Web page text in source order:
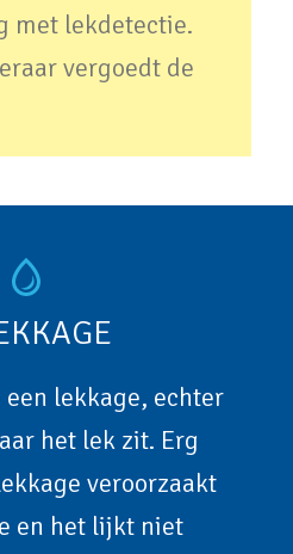
met lekdetectie.
vergoedt de
lekkage, echter
het lek zit. Erg
veroorzaakt
en het lijkt niet